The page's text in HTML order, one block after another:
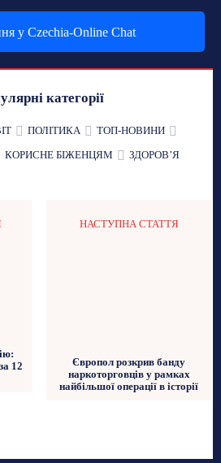
у Czechia-Online Chat
категорії
ПОЛІТИКА
ТОП-НОВИНИ
КОРИСНЕ БІЖЕНЦЯМ ЗДОРОВʼЯ
12
НАСТУПНА СТАТТЯ
Європол розкрив банду
наркоторговців у рамках
найбільшої операції в історії